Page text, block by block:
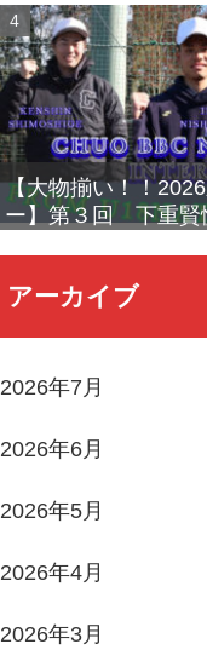
【大物揃い！！
ー】第３回 下重賢
アーカイブ
2026年7月
2026年6月
2026年5月
2026年4月
2026年3月